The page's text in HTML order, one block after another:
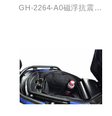
(含整合支架)
GH-2264-A0磁浮抗震手